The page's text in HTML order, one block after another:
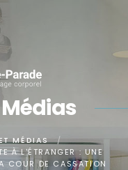
MÉDIAS
À L'ÉTRANGER : UNE
COUR DE CASSATION